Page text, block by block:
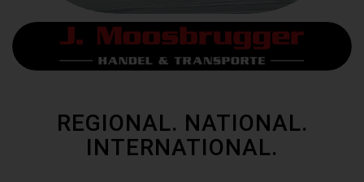
REGIONAL. NATIONAL.
INTERNATIONAL.